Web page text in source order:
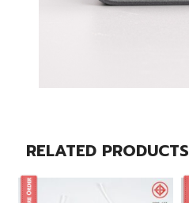
RELATED PRODUCTS